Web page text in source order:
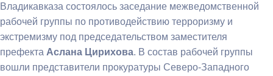
Владикавказа состоялось заседание межведомственной
рабочей группы по противодействию терроризму и
экстремизму под председательством заместителя
префекта Аслана Цирихова. В состав рабочей группы
вошли представители прокуратуры Северо-Западного